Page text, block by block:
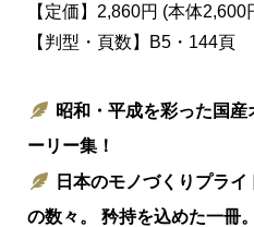
【定価】2,860円 (本体2,600
【判型・頁数】B5・144頁
昭和・平成を彩った国
ーリー集！
日本のモノづくりプラ
の数々。 矜持を込めた一冊。